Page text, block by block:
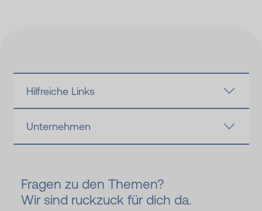
Hilfreiche Links
Unternehmen
Fragen zu den Themen?
Wir sind ruckzuck für dich da.